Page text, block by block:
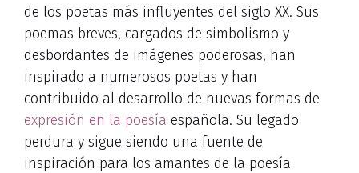
de los poetas más influyentes del siglo XX. Sus
poemas breves, cargados de simbolismo y
desbordantes de imágenes poderosas, han
inspirado a numerosos poetas y han
contribuido al desarrollo de nuevas formas de
expresión en la poesía española. Su legado
perdura y sigue siendo una fuente de
inspiración para los amantes de la poesía